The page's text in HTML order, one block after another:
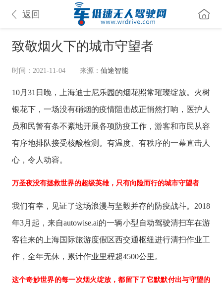
返回
致敬烟火下的城市守望者
时间：2021-11-04 来源： 仙途智能
10月31日晚，上海迪士尼乐园的烟花照常璀璨绽放。火树
银花下，一场没有硝烟的疫情阻击战正悄然打响，医护人
员和民警有条不紊地开展各项防疫工作，游客和市民从容
有序地排队接受核酸检测。有温度、有秩序的一幕直击人
心，令人动容。
万圣夜没有拯救世界的超级英雄，只有向险而行的城市守望者
我们有幸，见证了这场浪漫与坚毅并存的防疫战斗。2018
年3月起，来自autowise.ai的一辆小型自动驾驶清扫车在游
客往来的上海国际旅游度假区西交通枢纽进行清扫作业工
作，全年无休，累计作业里程超4500公里。
这个奇妙世界的每一次烟火绽放，都留下了它默默付出与守望的